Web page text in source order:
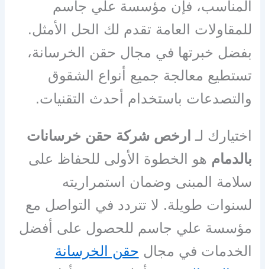
المناسب، فإن مؤسسة علي جاسم
للمقاولات العامة تقدم لك الحل الأمثل.
بفضل خبرتها في مجال حقن الخرسانة،
تستطيع معالجة جميع أنواع الشقوق
والتصدعات باستخدام أحدث التقنيات.
اختيارك لـ ارخص شركة حقن خرسانات
بالدمام هو الخطوة الأولى للحفاظ على
سلامة المبنى وضمان استمراريته
لسنوات طويلة. لا تتردد في التواصل مع
مؤسسة علي جاسم للحصول على أفضل
الخدمات في مجال حقن الخرسانة